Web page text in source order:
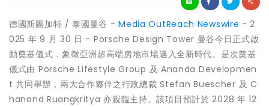
德國斯圖加特 / 泰國曼谷 -Media OutReach Newswire - 2
025 年 9 月 30 日 - Porsche Design Tower 曼谷今日正式啟
動奠基儀式，象徵亞洲超高端房地市場邁入全新時代。是次奠基
儀式由 Porsche Lifestyle Group 及 Ananda Developmen
t 共同舉辦，兩大合作夥伴之行政總裁 Stefan Buescher 及 C
hanond Ruangkritya 亦親臨主持。該項目預計於 2028 年 12